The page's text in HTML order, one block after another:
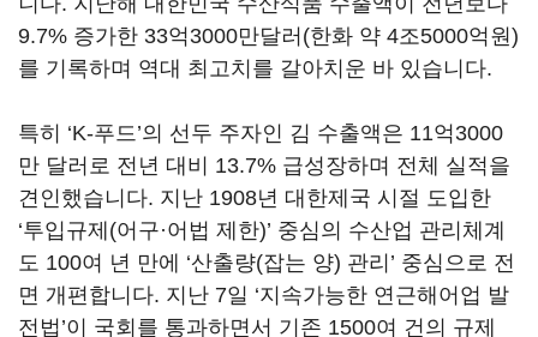
9.7% 증가한 33억3000만달러(한화 약 4조5000억원)
를 기록하며 역대 최고치를 갈아치운 바 있습니다.
특히 ‘K-푸드’의 선두 주자인 김 수출액은 11억3000
만 달러로 전년 대비 13.7% 급성장하며 전체 실적을
견인했습니다. 지난 1908년 대한제국 시절 도입한
‘투입규제(어구·어법 제한)’ 중심의 수산업 관리체계
도 100여 년 만에 ‘산출량(잡는 양) 관리’ 중심으로 전
면 개편합니다. 지난 7일 ‘지속가능한 연근해어업 발
전법’이 국회를 통과하면서 기존 1500여 건의 규제